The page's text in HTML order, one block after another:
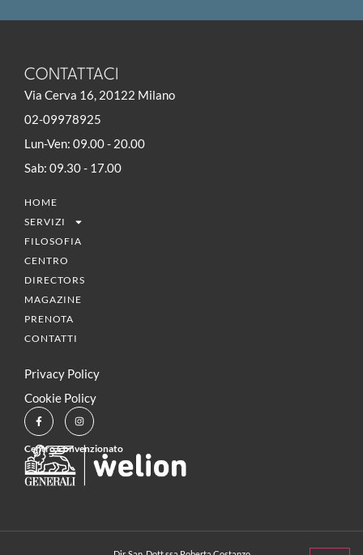
CONTATTACI
Via Cerva 16, 20122 Milano
02-09978925
Lun-Ven: 09.00 - 20.00
Sab: 09.30 - 17.00
HOME
SERVIZI
FILOSOFIA
CENTRO
DIRECTORS
MAGAZINE
PRENOTA
CONTATTI
Privacy Policy
Cookie Policy
Centro Convenzionato